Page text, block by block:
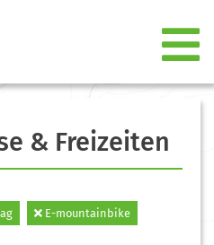
& Freizeiten
E-mountainbike